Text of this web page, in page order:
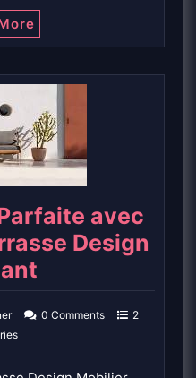
avec
Design
0 Comments
2